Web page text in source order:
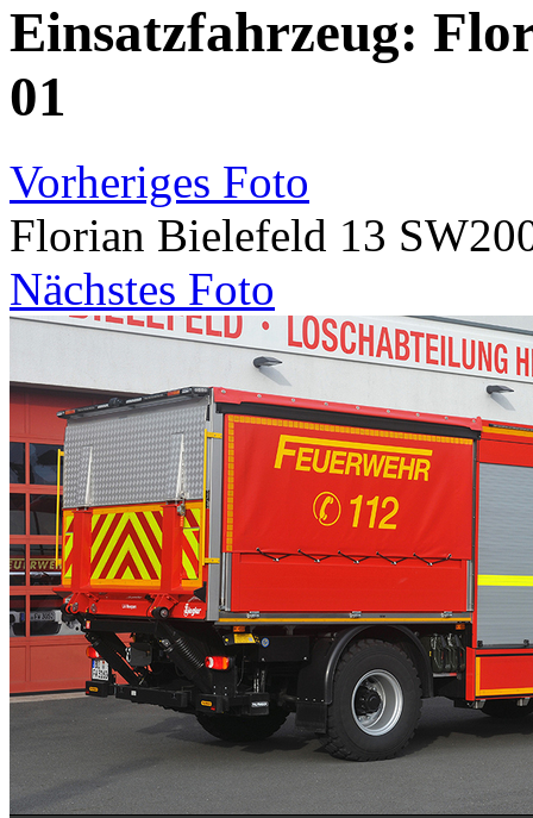
Einsatzfahrzeug:
01
Vorheriges Foto
Florian Bielefeld 13
Nächstes Foto